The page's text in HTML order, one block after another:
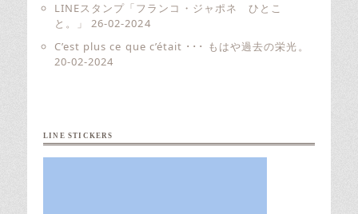
LINEスタンプ「フランコ・ジャポネ ひとこ
と。」
26-02-2024
C’est plus ce que c’était ･･･ もはや過去の栄光。
20-02-2024
LINE STICKERS